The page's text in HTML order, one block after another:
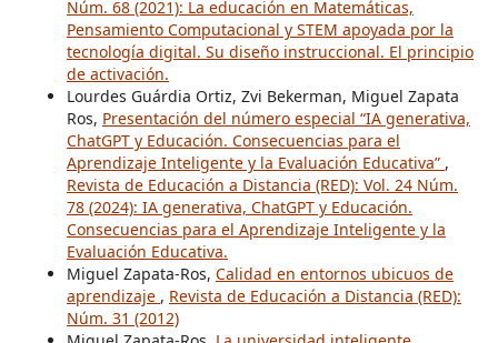
Núm. 68 (2021): La educación en Matemáticas,
Pensamiento Computacional y STEM apoyada por la
tecnología digital. Su diseño instruccional. El principio
de activación.
Lourdes Guárdia Ortiz, Zvi Bekerman, Miguel Zapata
Ros, Presentación del número especial “IA generativa,
ChatGPT y Educación. Consecuencias para el
Aprendizaje Inteligente y la Evaluación Educativa” ,
Revista de Educación a Distancia (RED): Vol. 24 Núm.
78 (2024): IA generativa, ChatGPT y Educación.
Consecuencias para el Aprendizaje Inteligente y la
Evaluación Educativa.
Miguel Zapata-Ros, Calidad en entornos ubicuos de
aprendizaje , Revista de Educación a Distancia (RED):
Núm. 31 (2012)